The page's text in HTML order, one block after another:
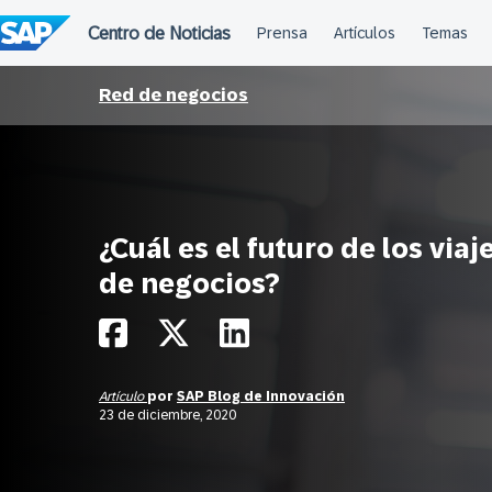
al
contenido
Red de negocios
¿Cuál es el futuro de los
de negocios?
Artículo por SAP Blog de Innovación
23 de diciembre, 2020